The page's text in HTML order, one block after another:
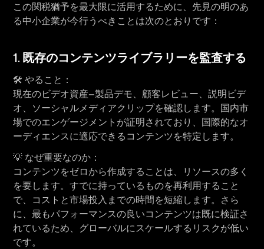
この関税猶予を最大限に活用するために、先見の明のあ
る中小企業が今行うべきことは次のとおりです：
1. 既存のコンテンツライブラリーを監査する
🛠 やること：
現在のビデオ資産—製品デモ、顧客レビュー、説明ビデ
オ、ソーシャルメディアクリップを確認します。国内市
場でのエンゲージメントが証明されており、国際的なオ
ーディエンスに適応できるコンテンツを特定します。
💡 なぜ重要なのか：
コンテンツをゼロから作成することは、リソースの多く
を要します。すでに持っているものを再利用すること
で、コストと市場投入までの時間を短縮します。さら
に、最もパフォーマンスの良いコンテンツは既に検証さ
れているため、グローバルにスケールするリスクが低い
です。